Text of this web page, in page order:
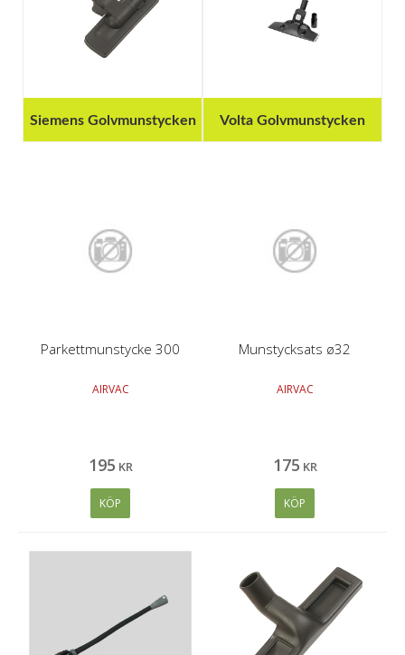
Siemens Golvmunstycken Volta Golvmunstycken
Parkettmunstycke 300
AIRVAC
195 KR
KÖP
Munstycksats ø32
AIRVAC
175 KR
KÖP